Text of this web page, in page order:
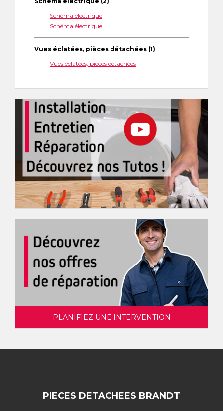
Schéma électrique
Schéma électrique
Vues éclatées, pièces détachées (1)
Vues éclatées, pièces détachées
PLANIFIEZ UNE INTERVENTION
PIECES DETACHEES BRANDT